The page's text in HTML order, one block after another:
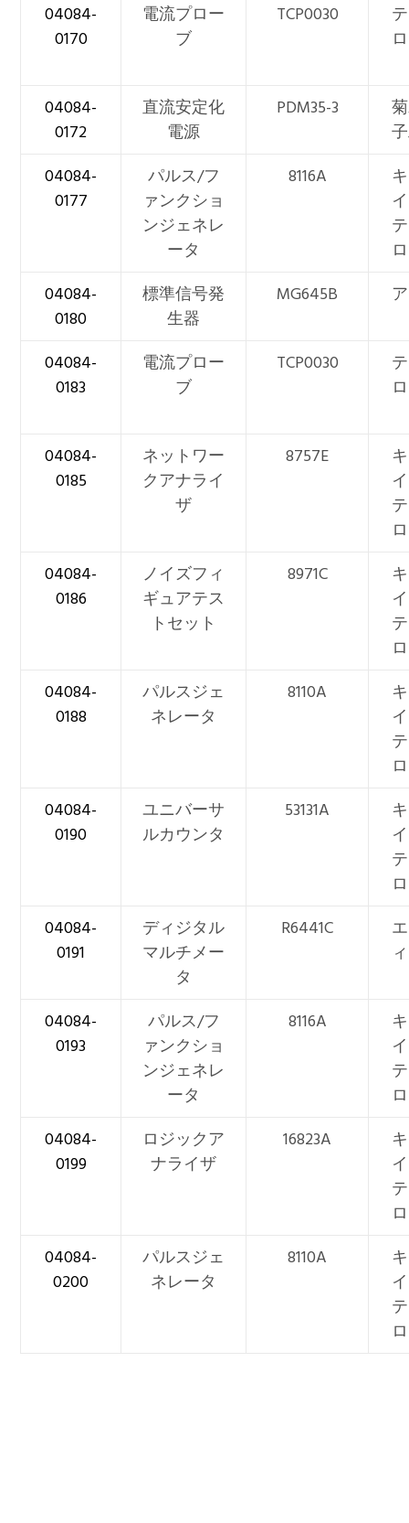
04084-
0170
電流プロー
ブ
TCP0030
04084-
0172
直流安定化
電源
PDM35-3
04084-
0177
パルス/フ
ァンクショ
ンジェネレ
ータ
8116A
04084-
0180
標準信号発
生器
MG645B
04084-
0183
電流プロー
ブ
TCP0030
04084-
0185
ネットワー
クアナライ
ザ
8757E
04084-
0186
ノイズフィ
ギュアテス
トセット
8971C
04084-
0188
パルスジェ
ネレータ
8110A
04084-
0190
ユニバーサ
ルカウンタ
53131A
04084-
0191
ディジタル
マルチメー
タ
R6441C
04084-
0193
パルス/フ
ァンクショ
ンジェネレ
ータ
8116A
04084-
0199
ロジックア
ナライザ
16823A
04084-
0200
パルスジェ
ネレータ
8110A